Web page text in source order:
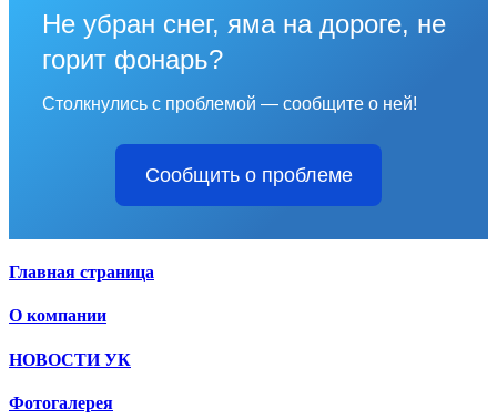
Не убран снег, яма на дороге, не
горит фонарь?
Столкнулись с проблемой — сообщите о ней!
Сообщить о проблеме
Главная страница
О компании
НОВОСТИ УК
Фотогалерея